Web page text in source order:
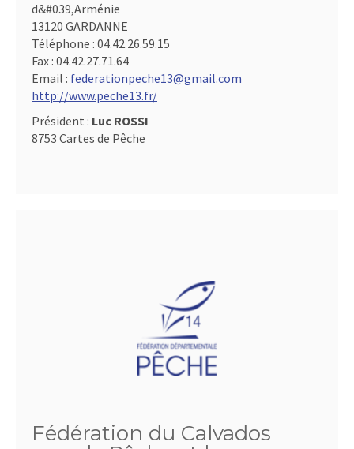
d&#039,Arménie
13120 GARDANNE
Téléphone : 04.42.26.59.15
Fax : 04.42.27.71.64
Email : federationpeche13@gmail.com
http://www.peche13.fr/
Président : Luc ROSSI
8753 Cartes de Pêche
Fédération du Calvados